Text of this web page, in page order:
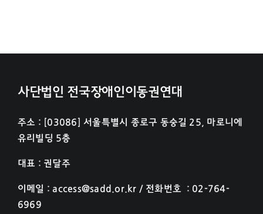
사단법인 전국장애인이동권연대
주소 : [03086] 서울특별시 종로구 동숭길 25, 마로니에
유리빌딩 5층
대표 : 권달주
이메일 : access@sadd.or.kr / 전화번호 : 02-764-
6969